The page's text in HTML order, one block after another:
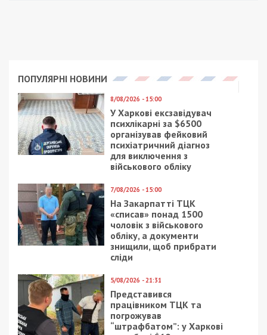
Facebook
Telegram
Twitter
WhatsApp
Viber
Email
Категории:Суспільство| Метки:
происшествия
Рекламні блоки дають нам змогу
залишатися незалежними ЗМІ, а вам -
отримувати найсвіжіші новини під ними.
Приєднуйтесь також до 49000 в Google News. Слідкуйте
за останніми новинами!
Приєднатися